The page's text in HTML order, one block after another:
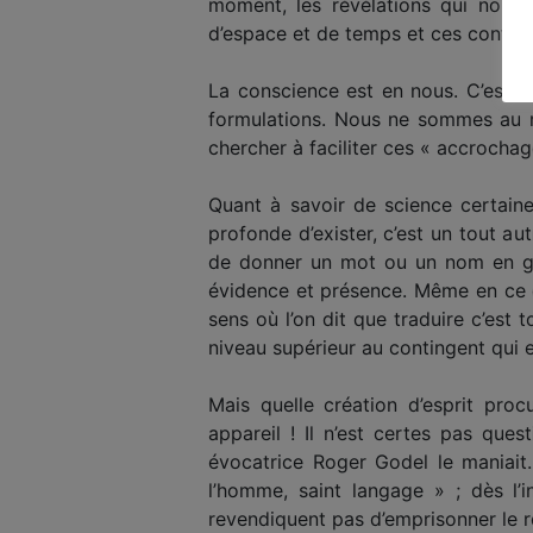
d’espace et de temps et ces
La conscience est en nous. C’est
formulations. Nous ne sommes
chercher à faciliter ces «
Quant à savoir de science
profonde d’exister, c’est un tout
de donner un mot ou un nom en
évidence et présence. Même en
sens où l’on dit que traduire c’est
niveau supérieur au contingent qui
Mais quelle création d’esprit
appareil ! Il n’est certes pas
évocatrice Roger Godel le
l’homme, saint langage » ; dès
revendiquent pas d’emprisonner